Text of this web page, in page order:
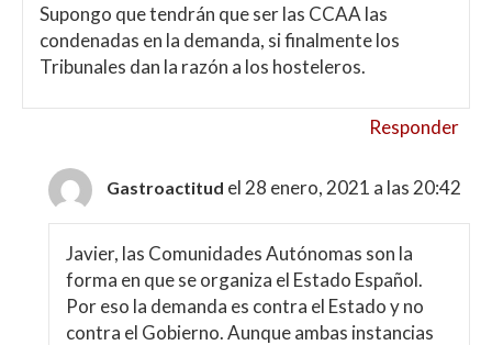
Supongo que tendrán que ser las CCAA las
condenadas en la demanda, si finalmente los
Tribunales dan la razón a los hosteleros.
Responder
Gastroactitud el 28 enero, 2021 a las 20:42
Javier, las Comunidades Autónomas son la
forma en que se organiza el Estado Español.
Por eso la demanda es contra el Estado y no
contra el Gobierno. Aunque ambas instancias